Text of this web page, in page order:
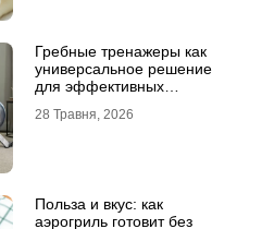
Гребные тренажеры как
универсальное решение
для эффективных
28 Травня, 2026
Польза и вкус: как
аэрогриль готовит без